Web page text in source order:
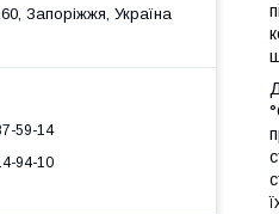
Запоріжжя, Україна
59-14
94-10